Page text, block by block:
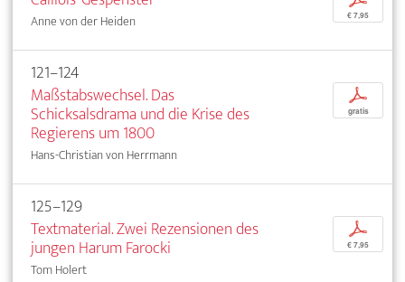
Anne von der Heiden € 7,95
121–124
Maßstabswechsel. Das
Schicksalsdrama und die Krise des
Regierens um 1800
Hans-Christian von Herrmann
p
gratis
125–129
Textmaterial. Zwei Rezensionen des
jungen Harum Farocki
Tom Holert
p
€ 7,95